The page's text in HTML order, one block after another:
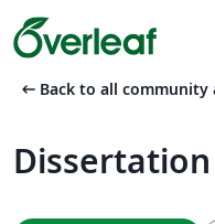
arrow_left_alt Back to all community